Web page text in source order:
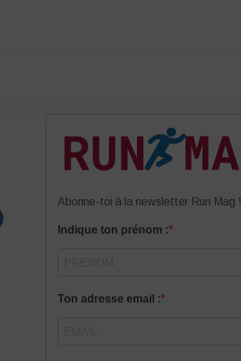
Abonne-toi à la newsletter Run Mag !
Indique ton prénom :
Ton adresse email :